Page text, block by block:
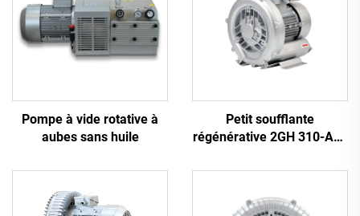
Pompe à vide rotative à
aubes sans huile
Petit soufflante
régénérative 2GH 310-A11
pour spa et bassin